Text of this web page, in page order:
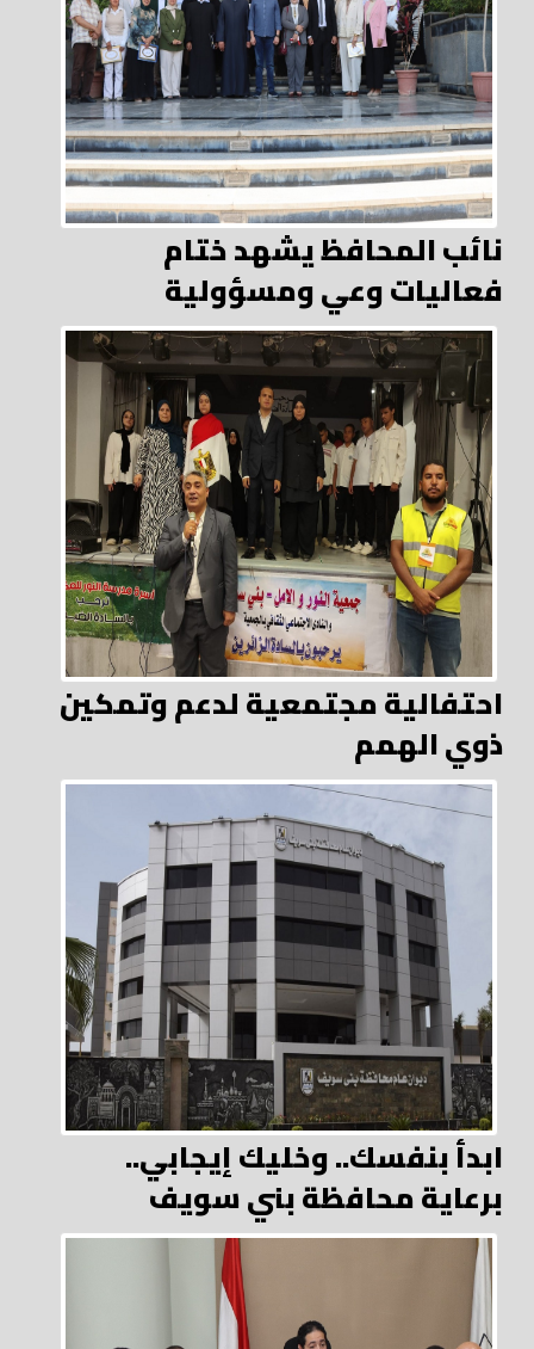
نائب المحافظ يشهد ختام
فعاليات وعي ومسؤولية
احتفالية مجتمعية لدعم وتمكين
ذوي الهمم
ابدأ بنفسك.. وخليك إيجابي..
برعاية محافظة بني سويف